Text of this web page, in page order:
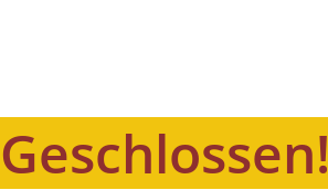
Geschlossen!